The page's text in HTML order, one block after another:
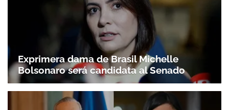
Exprimera dama de Brasil Michelle
Bolsonaro será candidata al Senado